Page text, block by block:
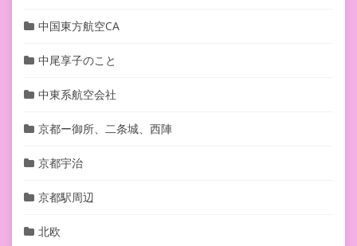
中国東方航空CA
中尾享子のこと
中東系航空会社
京都ー御所、二条城、西陣
京都宇治
京都駅周辺
北欧